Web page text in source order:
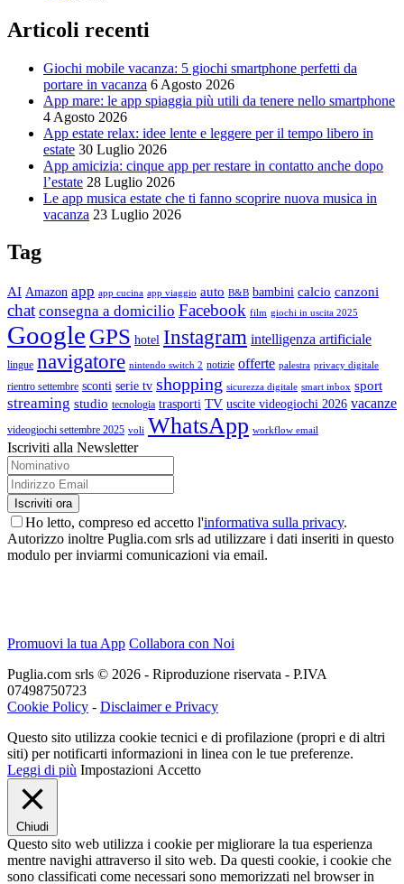
Articoli recenti
Giochi mobile vacanza: 5 giochi smartphone perfetti da
portare in vacanza 6 Agosto 2026
App mare: le app spiaggia più utili da tenere nello smartphone
4 Agosto 2026
App estate relax: idee lente e leggere per il tempo libero in
estate 30 Luglio 2026
App amicizia: cinque app per restare in contatto anche dopo
l’estate 28 Luglio 2026
Le app musica estate che ti fanno scoprire nuova musica in
vacanza 23 Luglio 2026
Tag
AI Amazon app app cucina app viaggio auto B&B bambini calcio canzoni
chat consegna a domicilio Facebook film giochi in uscita 2025
Google GPS hotel Instagram intelligenza artificiale
lingue navigatore nintendo switch 2 notizie offerte palestra privacy digitale
rientro settembre sconti serie tv shopping sicurezza digitale smart inbox sport
streaming studio tecnologia trasporti TV uscite videogiochi 2026 vacanze
videogiochi settembre 2025 voli WhatsApp workflow email
Iscriviti alla Newsletter
Ho letto, compreso ed accetto l'informativa sulla privacy.
Autorizzo inoltre Puglia.com srls ad utilizzare i dati inseriti in questo
modulo per inviarmi comunicazioni via email.
Promuovi la tua App Collabora con Noi
Puglia.com srls © 2026 - Riproduzione riservata - P.IVA
07498750723
Cookie Policy - Disclaimer e Privacy
Questo sito utilizza cookie tecnici e di profilazione (propri e di altri
siti) per notificarti informazioni in linea con le tue preferenze.
Leggi di più Impostazioni Accetto
Chiudi
Questo sito web utilizza i cookie per migliorare la tua esperienza
mentre navighi attraverso il sito web. Da questi cookie, i cookie che
sono classificati come necessari sono memorizzati nel browser in